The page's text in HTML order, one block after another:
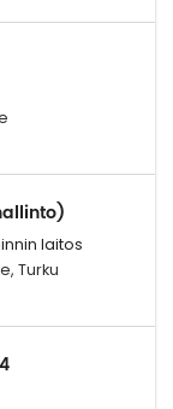
laitos
Turku